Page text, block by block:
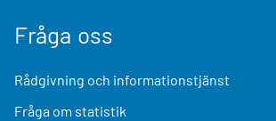
Fråga oss
Rådgivning och informationstjänst
Fråga om statistik